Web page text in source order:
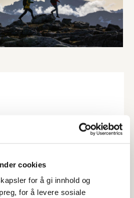
cookies
for å gi innhold og
for å levere sosiale